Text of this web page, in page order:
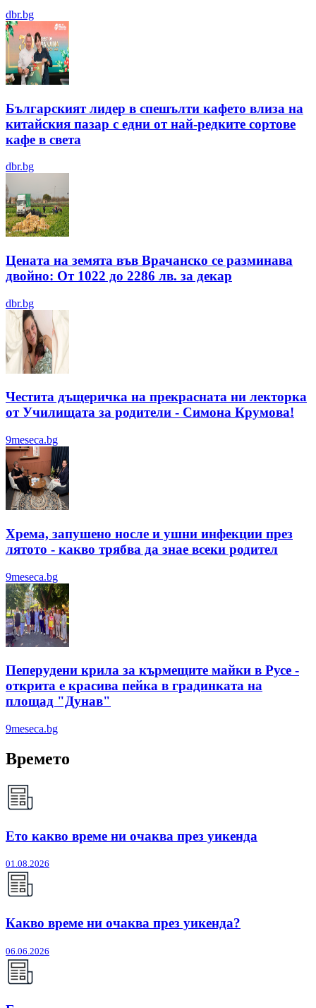
dbr.bg
Българският лидер в спешълти кафето влиза на
китайския пазар с едни от най-редките сортове
кафе в света
dbr.bg
Цената на земята във Врачанско се разминава
двойно: От 1022 до 2286 лв. за декар
dbr.bg
Честита дъщеричка на прекрасната ни лекторка
от Училищата за родители - Симона Крумова!
9meseca.bg
Хрема, запушено носле и ушни инфекции през
лятотo - какво трябва да знае всеки родител
9meseca.bg
Пеперудени крила за кърмещите майки в Русе -
открита е красива пейка в градинката на
площад "Дунав"
9meseca.bg
Времето
Ето какво време ни очаква през уикенда
01.08.2026
Какво време ни очаква през уикенда?
06.06.2026